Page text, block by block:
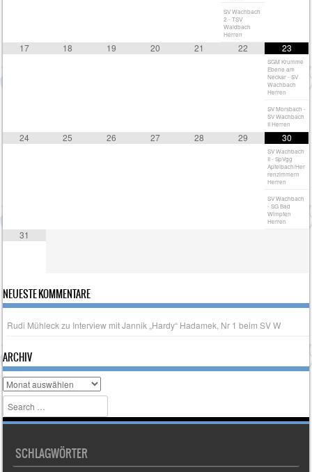
SV Wachbach
2 - TSV
Waldbach
Herren
17 18 19 20 21 22 23
SGM Krumme
Ebene am
Neckar - SV
Wachbach
Herren
SV Morsbach -
SV Wachbach
II Herren
24 25 26 27 28 29 30
SV Wachbach
II - SpVgg
Apfelbach/Her
renzimmern
Herren
SV Wachbach
- SG Bad
Wimpfen
Herren
31
NEUESTE KOMMENTARE
Rudi Mühleck zu Interview mit Jannik „Hardy“ Hadamek, Nr 1 beim SV W
ARCHIV
Archiv
Search
SCHLAGWÖRTER